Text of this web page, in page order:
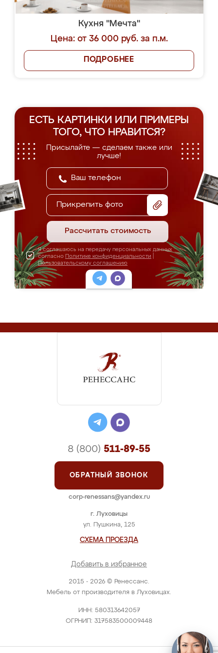
Кухня "Мечта"
Цена: от 36 000 руб. за п.м.
ПОДРОБНЕЕ
ЕСТЬ КАРТИНКИ ИЛИ ПРИМЕРЫ
ТОГО, ЧТО НРАВИТСЯ?
Присылайте — сделаем также или
лучше!
Прикрепить фото
Рассчитать стоимость
Я соглашаюсь на передачу персональных данных
согласно Политике конфиденциальности
Пользовательскому соглашению
2015 - 2026 © Ренессанс.
Мебель от производителя в Луховицах.
ИНН: 580313642057
ОГРНИП: 317583500009448
г. Луховицы
ул. Пушкина, 125
СХЕМА ПРОЕЗДА
Добавить в избранное
8 (800) 511-89-55
ОБРАТНЫЙ ЗВОНОК
corp-renessans@yandex.ru